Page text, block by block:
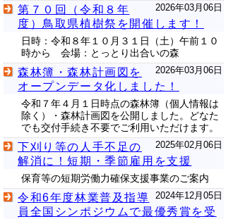
2026年03月06日
第７０回（令和８年
度）鳥取県植樹祭を開催します！
日時：令和８年１０月３１日（土）午前１０
時から 会場：とっとり出合いの森
2026年03月06日
森林簿・森林計画図を
オープンデータ化しました！
令和７年４月１日時点の森林簿（個人情報は
除く）・森林計画図を公開しました。どなた
でも交付手続き不要でご利用いただけます。
2025年02月06日
下刈り等の人手不足の
解消に！短期・季節雇用を支援
保育等の短期労働力確保支援事業のご案内
2024年12月05日
令和6年度林業普及指導
員全国シンポジウムで最優秀賞を受